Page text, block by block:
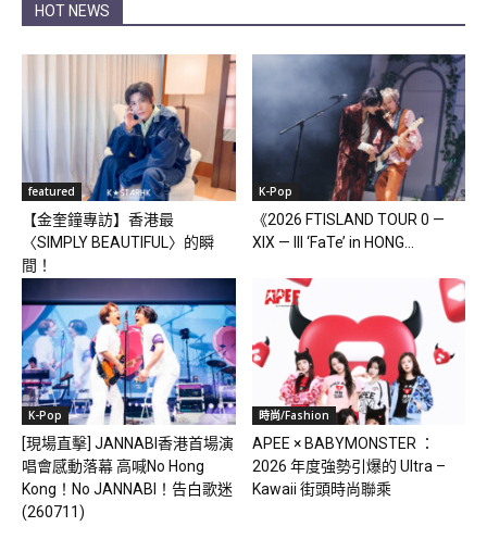
HOT NEWS
featured
【金奎鐘專訪】香港最
〈SIMPLY BEAUTIFUL〉的瞬
間！
K-Pop
《2026 FTISLAND TOUR 0 —
XIX — III ‘FaTe’ in HONG...
K-Pop
[現場直擊] JANNABI香港首場演
唱會感動落幕 高喊No Hong
Kong！No JANNABI！告白歌迷
(260711)
時尚/Fashion
APEE × BABYMONSTER ：
2026 年度強勢引爆的 Ultra –
Kawaii 街頭時尚聯乘